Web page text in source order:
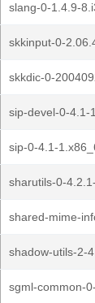
slang-0-1.4.9-
skkinput-0-
skkdic-0-
sip-devel-0-4.1-
sip-0-4.1-
sharutils-0-
shared-mime-
shadow-utils-2-
sgml-common-